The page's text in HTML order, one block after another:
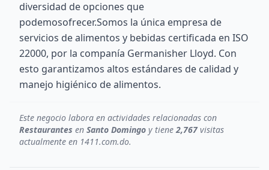
diversidad de opciones que
podemosofrecer.Somos la única empresa de
servicios de alimentos y bebidas certificada en ISO
22000, por la companía Germanisher Lloyd. Con
esto garantizamos altos estándares de calidad y
manejo higiénico de alimentos.
Este negocio labora en actividades relacionadas con
Restaurantes en Santo Domingo y tiene2,767visitas
actualmente en 1411.com.do.